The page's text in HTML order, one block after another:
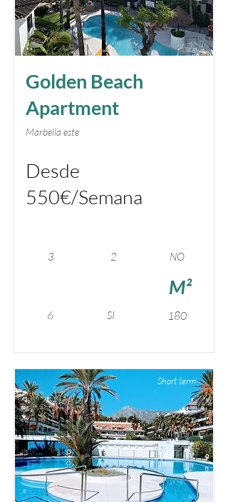
Golden Beach
Apartment
Marbella este
Desde
550€/Semana
3
6
2
SI
NO
M²
180
Short term